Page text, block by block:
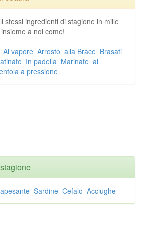
stessi ingredienti di stagione in mille
a noi come!
Al vapore Arrosto alla Brace Brasati
In padella Marinate al
a pressione
Sardine Cefalo Acciughe